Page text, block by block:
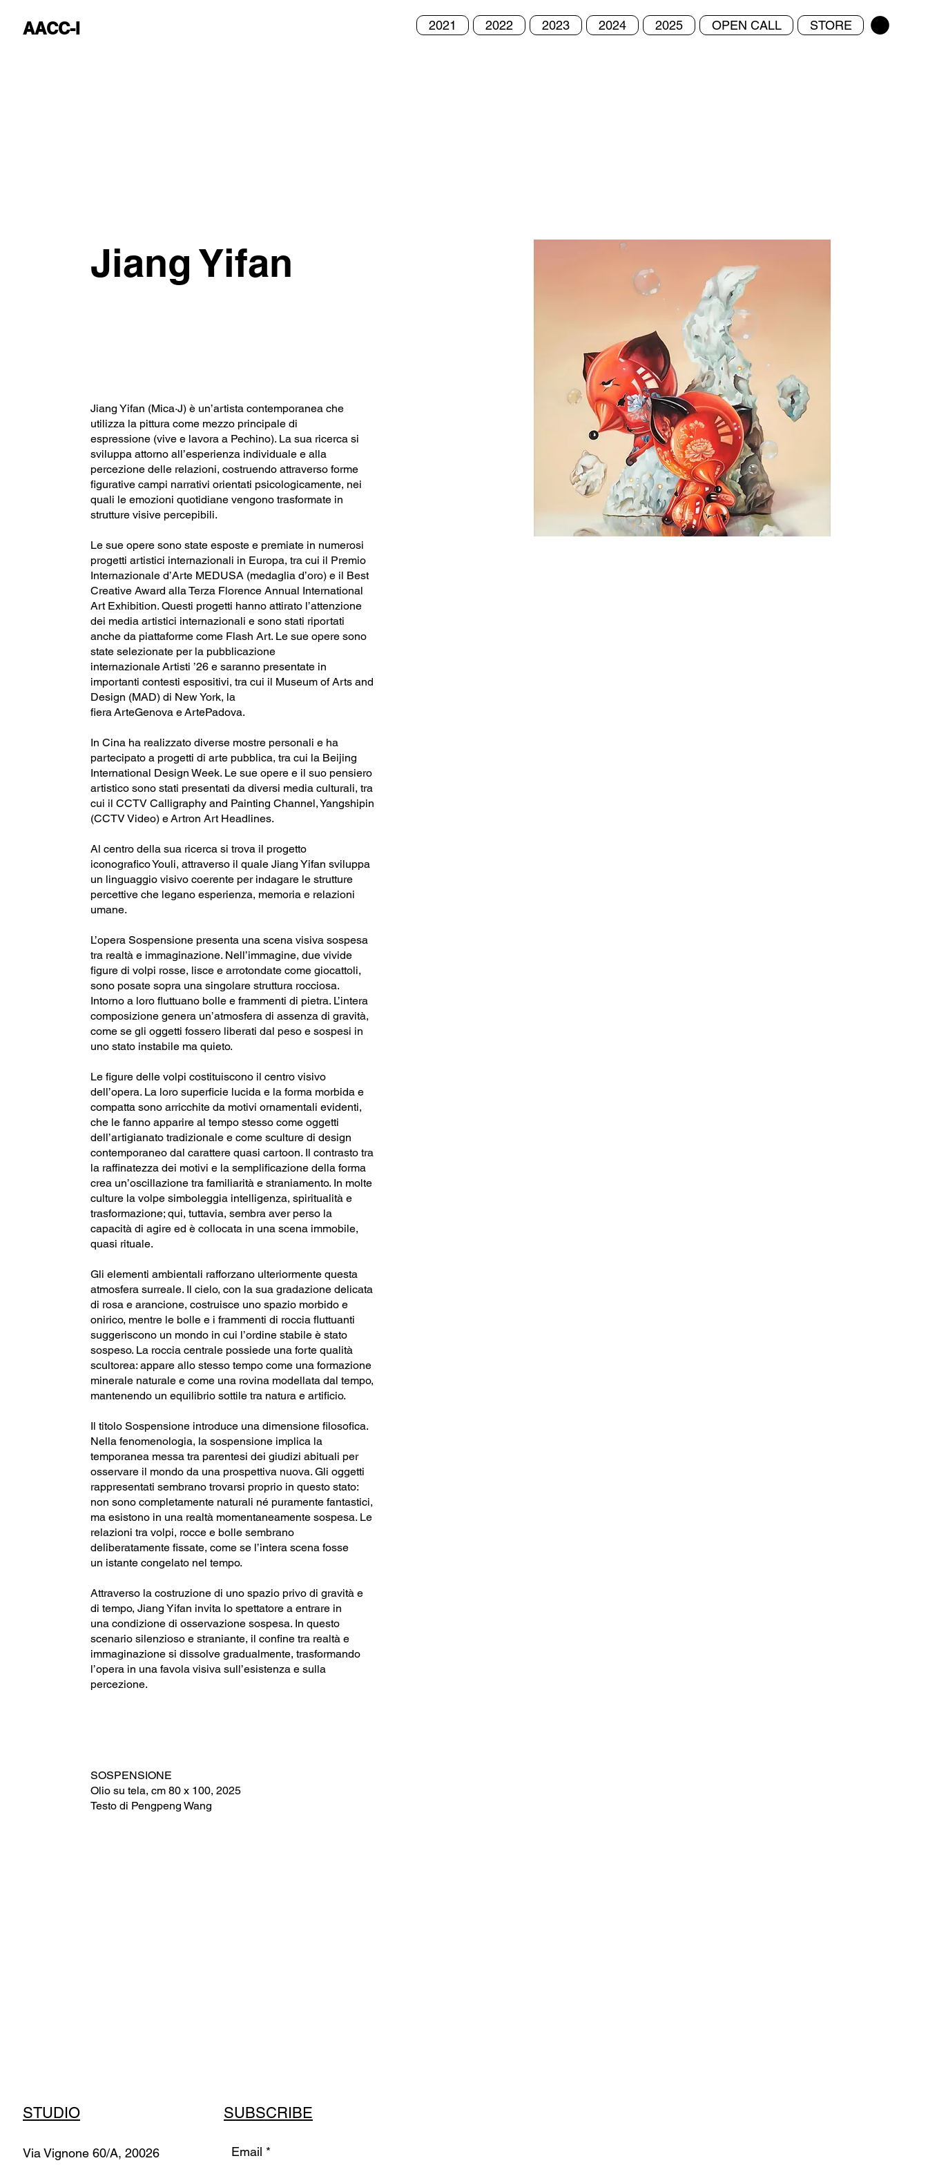
AACC-I 2021 2022 2023 2024 2025 OPEN CALL STORE
Jiang Yifan
Jiang Yifan (Mica·J) è un’artista contemporanea che
utilizza la pittura come mezzo principale di
espressione (vive e lavora a Pechino). La sua ricerca si
sviluppa attorno all’esperienza individuale e alla
percezione delle relazioni, costruendo attraverso forme
figurative campi narrativi orientati psicologicamente, nei
quali le emozioni quotidiane vengono trasformate in
strutture visive percepibili.
Le sue opere sono state esposte e premiate in numerosi
progetti artistici internazionali in Europa, tra cui il Premio
Internazionale d’Arte MEDUSA (medaglia d’oro) e il Best
Creative Award alla Terza Florence Annual International
Art Exhibition. Questi progetti hanno attirato l’attenzione
dei media artistici internazionali e sono stati riportati
anche da piattaforme come Flash Art. Le sue opere sono
state selezionate per la pubblicazione
internazionale Artisti ’26 e saranno presentate in
importanti contesti espositivi, tra cui il Museum of Arts and
Design (MAD) di New York, la
fiera ArteGenova e ArtePadova.
In Cina ha realizzato diverse mostre personali e ha
partecipato a progetti di arte pubblica, tra cui la Beijing
International Design Week. Le sue opere e il suo pensiero
artistico sono stati presentati da diversi media culturali, tra
cui il CCTV Calligraphy and Painting Channel, Yangshipin
(CCTV Video) e Artron Art Headlines.
Al centro della sua ricerca si trova il progetto
iconografico Youli, attraverso il quale Jiang Yifan sviluppa
un linguaggio visivo coerente per indagare le strutture
percettive che legano esperienza, memoria e relazioni
umane.
L’opera Sospensione presenta una scena visiva sospesa
tra realtà e immaginazione. Nell’immagine, due vivide
figure di volpi rosse, lisce e arrotondate come giocattoli,
sono posate sopra una singolare struttura rocciosa.
Intorno a loro fluttuano bolle e frammenti di pietra. L’intera
composizione genera un’atmosfera di assenza di gravità,
come se gli oggetti fossero liberati dal peso e sospesi in
uno stato instabile ma quieto.
Le figure delle volpi costituiscono il centro visivo
dell’opera. La loro superficie lucida e la forma morbida e
compatta sono arricchite da motivi ornamentali evidenti,
che le fanno apparire al tempo stesso come oggetti
dell’artigianato tradizionale e come sculture di design
contemporaneo dal carattere quasi cartoon. Il contrasto tra
la raffinatezza dei motivi e la semplificazione della forma
crea un’oscillazione tra familiarità e straniamento. In molte
culture la volpe simboleggia intelligenza, spiritualità e
trasformazione; qui, tuttavia, sembra aver perso la
capacità di agire ed è collocata in una scena immobile,
quasi rituale.
Gli elementi ambientali rafforzano ulteriormente questa
atmosfera surreale. Il cielo, con la sua gradazione delicata
di rosa e arancione, costruisce uno spazio morbido e
onirico, mentre le bolle e i frammenti di roccia fluttuanti
suggeriscono un mondo in cui l’ordine stabile è stato
sospeso. La roccia centrale possiede una forte qualità
scultorea: appare allo stesso tempo come una formazione
minerale naturale e come una rovina modellata dal tempo,
mantenendo un equilibrio sottile tra natura e artificio.
Il titolo Sospensione introduce una dimensione filosofica.
Nella fenomenologia, la sospensione implica la
temporanea messa tra parentesi dei giudizi abituali per
osservare il mondo da una prospettiva nuova. Gli oggetti
rappresentati sembrano trovarsi proprio in questo stato:
non sono completamente naturali né puramente fantastici,
ma esistono in una realtà momentaneamente sospesa. Le
relazioni tra volpi, rocce e bolle sembrano
deliberatamente fissate, come se l’intera scena fosse
un istante congelato nel tempo.
Attraverso la costruzione di uno spazio privo di gravità e
di tempo, Jiang Yifan invita lo spettatore a entrare in
una condizione di osservazione sospesa. In questo
scenario silenzioso e straniante, il confine tra realtà e
immaginazione si dissolve gradualmente, trasformando
l’opera in una favola visiva sull’esistenza e sulla
percezione.
SOSPENSIONE
Olio su tela, cm 80 x 100, 2025
Testo di Pengpeng Wang
STUDIO
Via Vignone 60/A, 20026
SUBSCRIBE
Email